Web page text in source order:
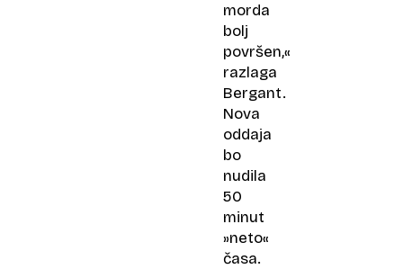
morda
bolj
površen,«
razlaga
Bergant.
Nova
oddaja
bo
nudila
50
minut
»neto«
časa.